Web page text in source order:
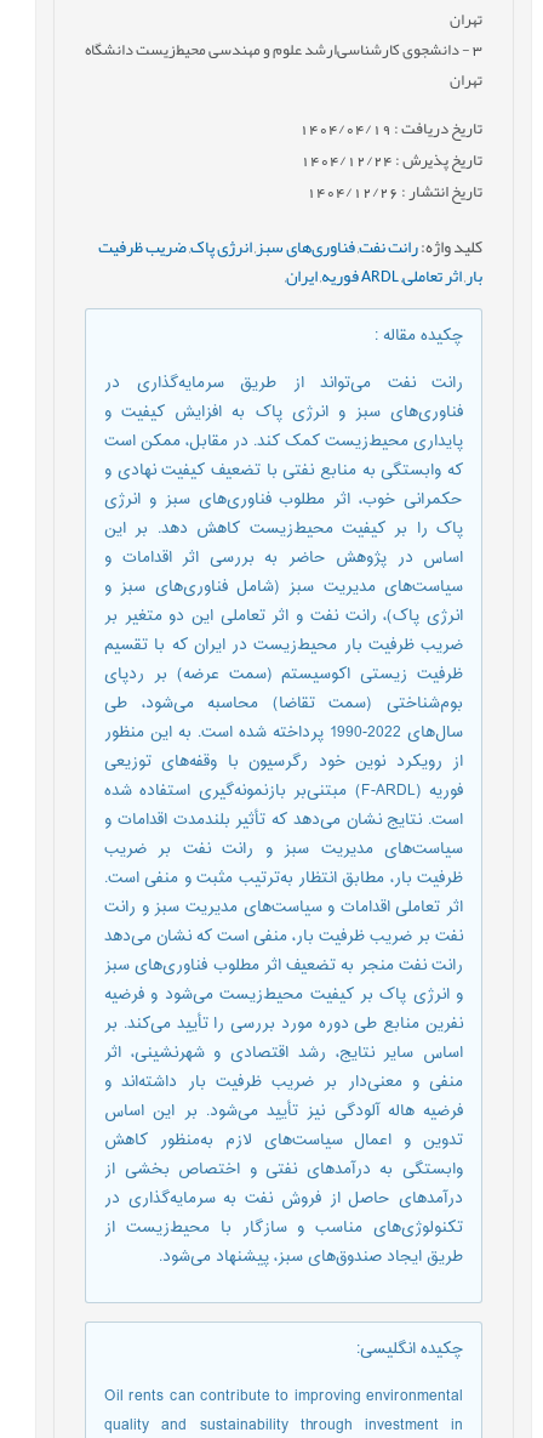
تهران
3- دانشجوی کارشناسی‌ارشد علوم و مهندسی محیط‌زیست دانشگاه
تهران
تاریخ دریافت : 1404/04/19
تاریخ پذیرش : 1404/12/24
تاریخ انتشار : 1404/12/26
کلید واژه:رانت نفت,فناوری‌های سبز,انرژی پاک,ضریب ظرفیت
بار,اثر تعاملی,ARDL فوریه ,ایران,
چکیده مقاله:
رانت نفت می‌تواند از طریق سرمایه‌گذاری در
فناوری‌های سبز و انرژی پاک به افزایش کیفیت و
پایداری محیط‌زیست کمک کند. در مقابل، ممکن است
که وابستگی به منابع نفتی با تضعیف کیفیت نهادی و
حکمرانی خوب، اثر مطلوب فناوری‌های سبز و انرژی
پاک را بر کیفیت محیط‌زیست کاهش دهد. بر این
اساس در پژوهش حاضر به بررسی اثر اقدامات و
سیاست‌های مدیریت سبز (شامل فناوری‌های سبز و
انرژی پاک)، رانت نفت و اثر تعاملی این دو متغیر بر
ضریب ظرفیت بار محیط‌زیست در ایران که با تقسیم
ظرفیت زیستی اکوسیستم (سمت عرضه) بر ردپای
بوم‌شناختی (سمت تقاضا) محاسبه می‌شود، طی
سال‌های 2022-1990 پرداخته شده‌ است. به این منظور
از رویکرد نوین خود رگرسیون با وقفه‌های توزیعی
فوریه (F-ARDL) مبتنی‌بر بازنمونه‌گیری استفاده شده
‌است. نتایج نشان ‌می‌دهد که تأثیر بلندمدت اقدامات و
سیاست‌های مدیریت سبز و رانت نفت بر ضریب
ظرفیت بار، مطابق انتظار به‌ترتیب مثبت و منفی است.
اثر تعاملی اقدامات و سیاست‌های مدیریت سبز و رانت
نفت بر ضریب ظرفیت بار، منفی است که نشان ‌می‌دهد
رانت نفت منجر به تضعیف اثر مطلوب فناوری‌های سبز
و انرژی پاک بر کیفیت محیط‌زیست می‌شود و فرضیه
نفرین منابع طی دوره مورد بررسی را تأیید می‌کند. بر
اساس سایر نتایج، رشد اقتصادی و شهرنشینی، اثر
منفی و معنی‌دار بر ضریب ظرفیت بار داشته‌اند و
فرضیه هاله آلودگی نیز تأیید می‌شود. بر این اساس
تدوین و اعمال سیاست‌های لازم به‌منظور کاهش
وابستگی به درآمدهای نفتی و اختصاص بخشی از
درآمدهای حاصل از فروش نفت به سرمایه‌گذاری در
تکنولوژی‌های مناسب و سازگار با محیط‌زیست از
طریق ایجاد صندوق‌های سبز، پیشنهاد می‌شود.
چکیده انگلیسی:
Oil rents can contribute to improving environmental
quality and sustainability through investment in